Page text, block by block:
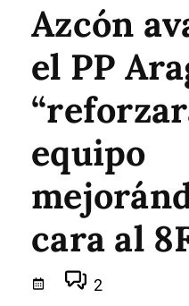
Azcón
el PP
equipo
cara al
2